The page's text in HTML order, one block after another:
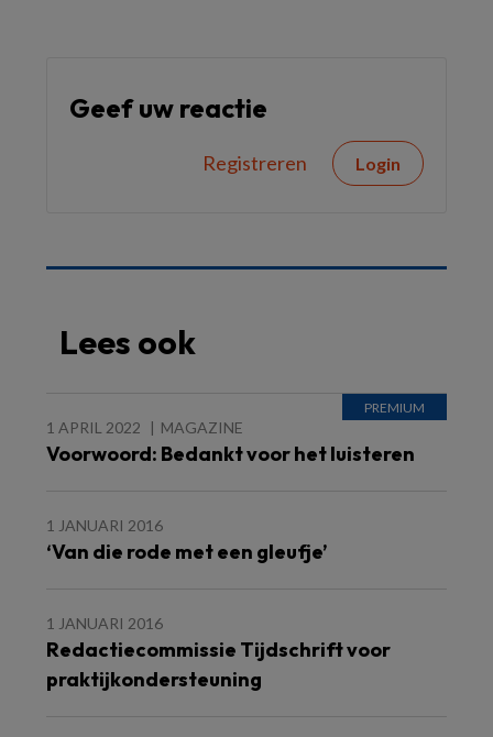
Geef uw reactie
Registreren Login
Lees ook
1 APRIL 2022 MAGAZINE
Voorwoord: Bedankt voor het luisteren
1 JANUARI 2016
‘Van die rode met een gleufje’
1 JANUARI 2016
Redactiecommissie Tijdschrift voor
praktijkondersteuning